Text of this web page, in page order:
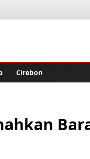
Cirebon